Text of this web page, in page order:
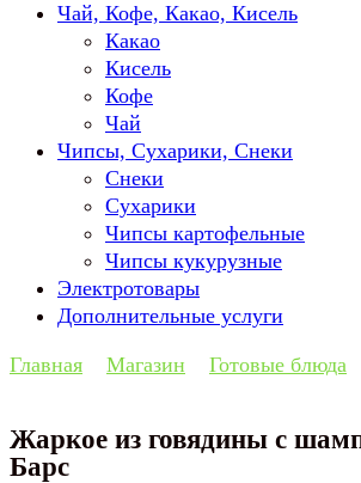
Чай, Кофе, Какао, Кисель
Какао
Кисель
Кофе
Чай
Чипсы, Сухарики, Снеки
Снеки
Сухарики
Чипсы картофельные
Чипсы кукурузные
Электротовары
Дополнительные услуги
Главная Магазин Готовые блюда
Жаркое из говядины с
Барс